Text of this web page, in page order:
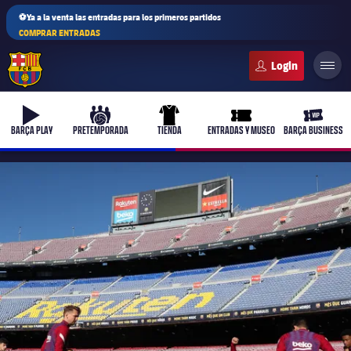
⚽Ya a la venta las entradas para los primeros partidos
COMPRAR ENTRADAS
b-play
BARÇA PLAY
culers-ball
PRETEMPORADA
uniform
TIENDA
ticket-full
ENTRADAS Y MUSEO
ticket-
BARÇA BUSINESS
Primer equipo
Femenino
plusicon
más
Actualidad
Barça Atlètic
plusicon
más